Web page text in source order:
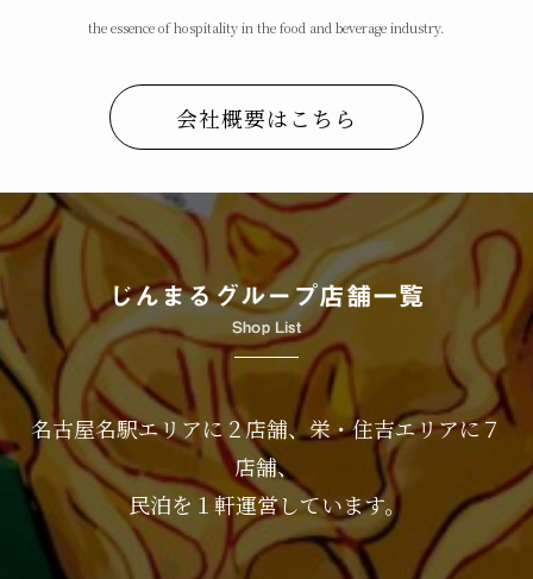
the essence of hospitality in the food and beverage industry.
会社概要はこちら
じんまるグループ店舗一覧
Shop List
名古屋名駅エリアに２店舗、栄・住吉エリアに７
店舗、
民泊を１軒運営しています。